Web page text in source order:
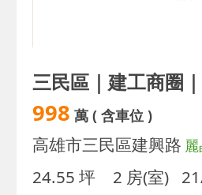
998 萬( 含車位 )
高雄市三民區建興路
24.55 坪 2 房(室)